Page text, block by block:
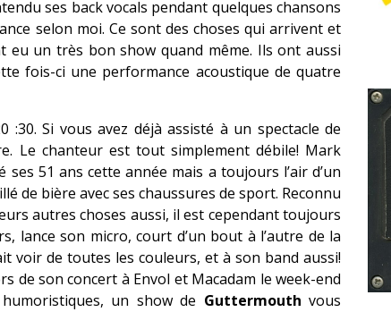
ses back vocals pendant quelques chansons
selon moi. Ce sont des choses qui arrivent et
eu un très bon show quand même. Ils ont aussi
fois-ci une performance acoustique de quatre
Si vous avez déjà assisté à un spectacle de
Le chanteur est tout simplement débile! Mark
51 ans cette année mais a toujours l’air d’un
de bière avec ses chaussures de sport. Reconnu
autres choses aussi, il est cependant toujours
lance son micro, court d’un bout à l’autre de la
voir de toutes les couleurs, et à son band aussi!
de son concert à Envol et Macadam le week-end
un show de Guttermouth vous